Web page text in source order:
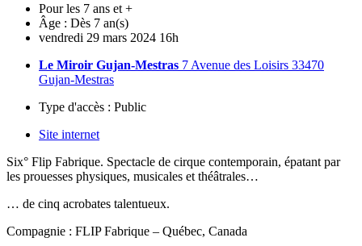
Pour les 7 ans et +
Âge : Dès 7 an(s)
vendredi 29 mars 2024 16h
Le Miroir Gujan-Mestras 7 Avenue des Loisirs 33470
Gujan-Mestras
Type d'accès : Public
Site internet
Six° Flip Fabrique. Spectacle de cirque contemporain, épatant par
les prouesses physiques, musicales et théâtrales…
… de cinq acrobates talentueux.
Compagnie : FLIP Fabrique – Québec, Canada